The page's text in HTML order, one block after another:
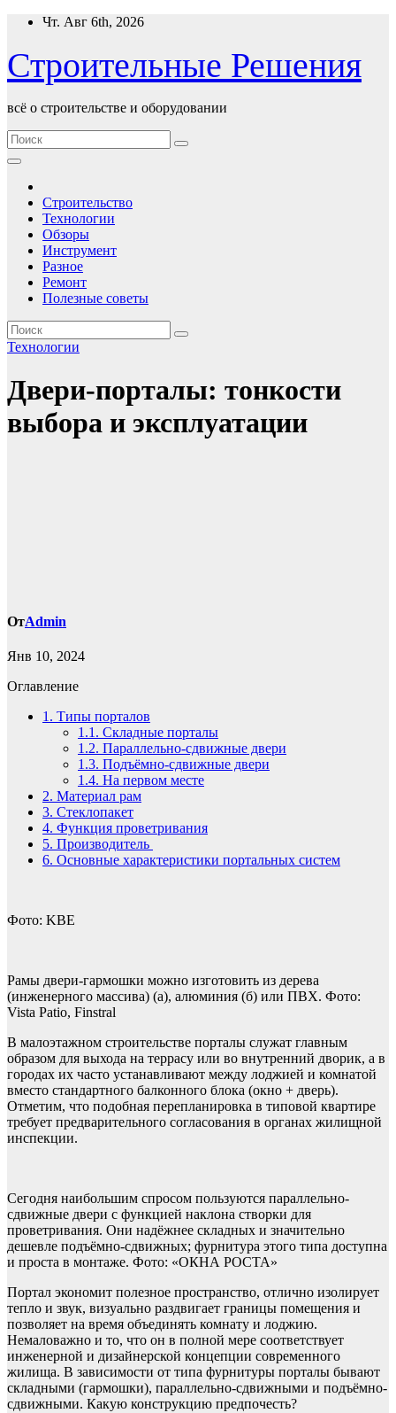
Перейти
содержимому
Чт. Авг 6th, 2026
Строительные Решения
всё о строительстве и оборудовании
Строительство
Технологии
Обзоры
Инструмент
Разное
Ремонт
Полезные советы
Технологии
Двери-порталы: тонкости
выбора и эксплуатации
ОтAdmin
Янв 10, 2024
Оглавление
1. Типы порталов
1.1. Складные порталы
1.2. Параллельно-cдвижные двери
1.3. Подъёмно-сдвижные двери
1.4. На первом месте
2. Материал рам
3. Стеклопакет
4. Функция проветривания
5. Производитель
6. Основные характеристики портальных систем
Фото: KBE
Рамы двери-гармошки можно изготовить из дерева
(инженерного массива) (а), алюминия (б) или ПВХ. Фото:
Vista Patio, Finstral
В малоэтажном строительстве порталы служат главным
образом для выхода на террасу или во внутренний дворик, а в
городах их часто устанавливают между лоджией и комнатой
вместо стандартного балконного блока (окно + дверь).
Отметим, что подобная перепланировка в типовой квартире
требует предварительного согласования в органах жилищной
инспекции.
Сегодня наибольшим спросом пользуются параллельно-
сдвижные двери с функцией наклона створки для
проветривания. Они надёжнее складных и значительно
дешевле подъёмно-сдвижных; фурнитура этого типа доступна
и проста в монтаже. Фото: «ОКНА РОСТА»
Портал экономит полезное пространство, отлично изолирует
тепло и звук, визуально раздвигает границы помещения и
позволяет на время объединять комнату и лоджию.
Немаловажно и то, что он в полной мере соответствует
инженерной и дизайнерской концепции современного
жилища. В зависимости от типа фурнитуры порталы бывают
складными (гармошки), параллельно-сдвижными и подъёмно-
сдвижными. Какую конструкцию предпочесть?